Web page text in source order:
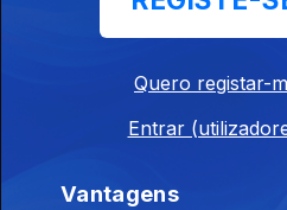
Paquera de Jerez
30 out. 2025
Tradicional; Flamenco
Quero registar-
Entrar
Vantagens